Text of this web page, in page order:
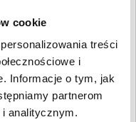
cookie
treści
i
Informacje o tym, jak
partnerom
analitycznym.
wymagalności:15
2019
2 775,00 PLN
sądowe: 635,39 PLN